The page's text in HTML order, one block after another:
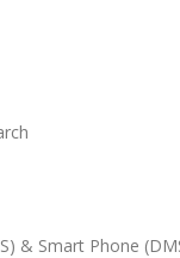
& Smart Phone